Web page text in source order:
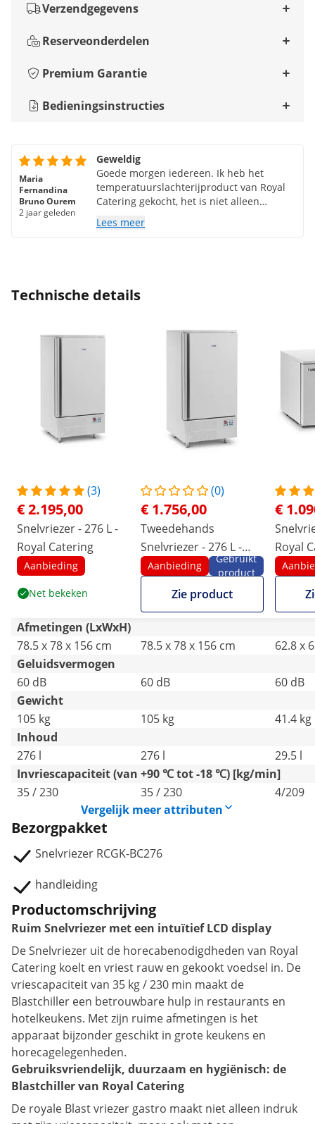
Verzendgegevens
Reserveonderdelen
Premium Garantie
Bedieningsinstructies
Maria
Fernandina
Bruno Ourem
2 jaar geleden
Geweldig
Goede morgen iedereen. Ik heb het
temperatuurslachterijproduct van Royal
Catering gekocht, het is niet alleen
enorm bij de behendigheid bij de
Lees meer
Technische details
(3)
€ 2.195,00
Snelvriezer - 276 L -
Royal Catering
Aanbieding
Net bekeken
(0)
€ 1.756,00
Tweedehands
Snelvriezer - 276 L -
Royal Catering
Aanbieding
Gebruikt
product
Zie product
€
Royal
kg/min
Afmetingen (LxWxH)
78.5 x 78 x 156 cm
78.5 x 78 x 156 cm
62.8 x
Geluidsvermogen
60 dB
60 dB
60 dB
Gewicht
105 kg
105 kg
41.4 kg
Inhoud
276 l
276 l
29.5 l
Invriescapaciteit (van +90 ℃ tot -18 ℃) [kg/min]
35 / 230
35 / 230
4/209
Vergelijk meer attributen
Bezorgpakket
Snelvriezer RCGK-BC276
handleiding
Productomschrijving
Ruim Snelvriezer met een intuïtief LCD display
De Snelvriezer uit de horecabenodigdheden van Royal
Catering koelt en vriest rauw en gekookt voedsel in. De
vriescapaciteit van 35 kg / 230 min maakt de
Blastchiller een betrouwbare hulp in restaurants en
hotelkeukens. Met zijn ruime afmetingen is het
apparaat bijzonder geschikt in grote keukens en
horecagelegenheden.
Gebruiksvriendelijk, duurzaam en hygiënisch: de
Blastchiller van Royal Catering
De royale Blast vriezer gastro maakt niet alleen indruk